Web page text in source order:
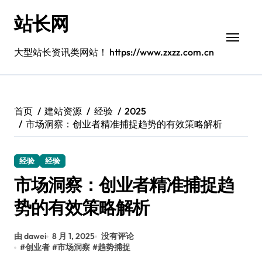
站长网
大型站长资讯类网站！ https://www.zxzz.com.cn
首页 建站资源 经验
2025
市场洞察：创业者精准捕捉趋势的有效策略解析
经验 经验
市场洞察：创业者精准捕捉趋
势的有效策略解析
由 dawei 8 月 1, 2025 没有评论
#创业者 #市场洞察 #趋势捕捉